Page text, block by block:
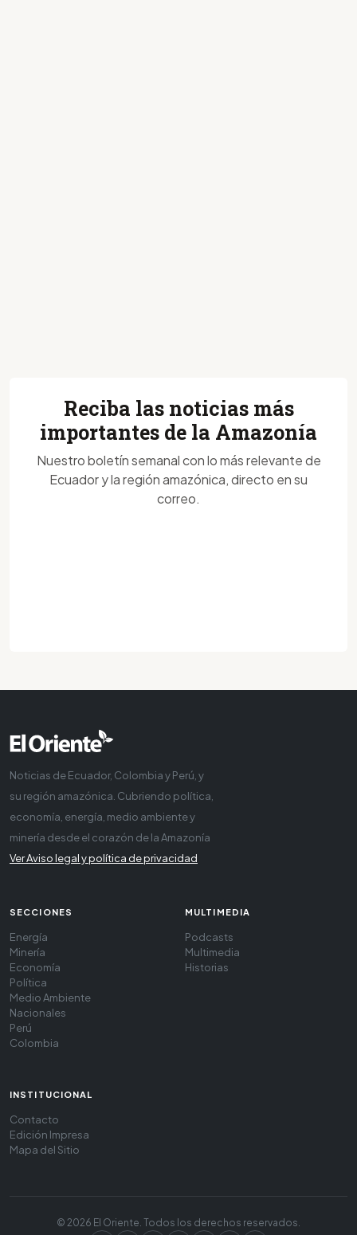
Reciba las noticias más
importantes de la Amazonía
Nuestro boletín semanal con lo más relevante de
Ecuador y la región amazónica, directo en su
correo.
Noticias de Ecuador, Colombia y Perú, y
su región amazónica. Cubriendo política,
economía, energía, medio ambiente y
minería desde el corazón de la Amazonía
Ver Aviso legal y política de privacidad
SECCIONES
Energía
Minería
Economía
Política
Medio Ambiente
Nacionales
Perú
Colombia
MULTIMEDIA
Podcasts
Multimedia
Historias
INSTITUCIONAL
Contacto
Edición Impresa
Mapa del Sitio
© 2026 El Oriente. Todos los derechos reservados.